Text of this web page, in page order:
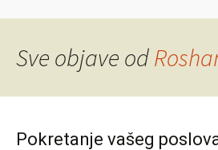
Sve objave od
Pokretanje vašeg